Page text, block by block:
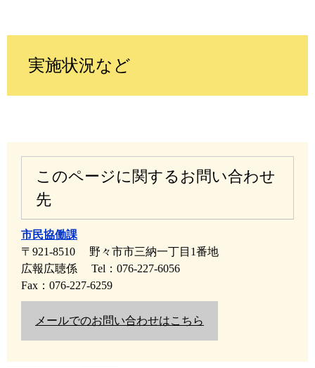
実施状況など
このページに関するお問い合わせ
先
市民協働課
〒921-8510
野々市市三納一丁目1番地
広報広聴係
Tel：076-227-6056
Fax：076-227-6259
メールでのお問い合わせはこちら